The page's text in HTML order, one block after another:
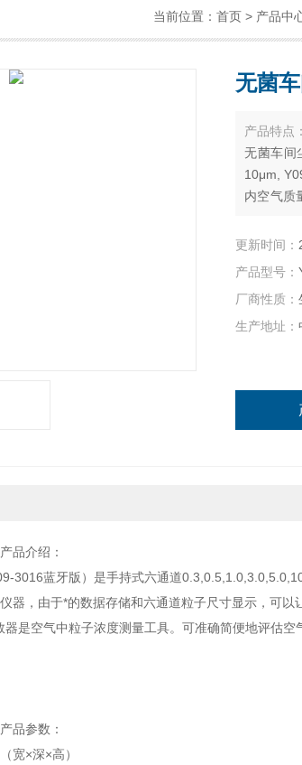
当前位置： 首页 > 产品中
无菌
产品特点：
无菌车间
10μm,
内空气质
更新时间：
产品型号：
厂商性质：
生产地址：
产品介绍：
3016蓝牙版）是手持式六通道
器，由于*的数据存储和六通道粒子尺寸显示，可以
是空气中粒子浓度测量工具。可准确简便地评估
产品参数：
宽×深×高）